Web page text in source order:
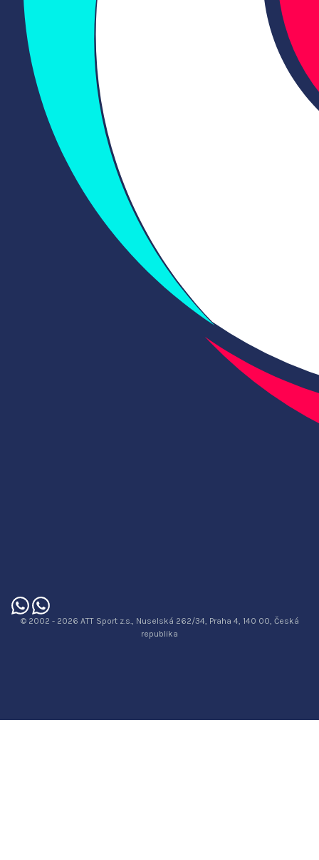
© 2002 - 2026 ATT Sport z.s., Nuselská 262/34, Praha 4, 140 00, Česká
republika